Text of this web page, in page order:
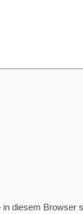
diesem